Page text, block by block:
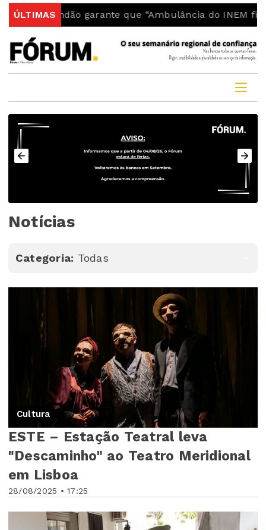
ÚLTIMAS
garante que “Ambulância do INEM fica no
Notícias
Categoria: Todas
Cultura
28/08/2025 • 17:25
ESTE – Estação Teatral leva
"Descaminho" ao Teatro Meridional
em Lisboa